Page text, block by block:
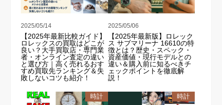
2025/05/14
【2025年最新比較ガイド】
ロレックスの買取はどこが
良い？大手買取店・専門業
者・オンライン査定の違い
と選び方｜高く売れるおす
すめ買取先ランキング＆失
敗しないコツも紹介！
2025/05/06
【2025年最新版】ロレック
ス サブマリーナ 16610の特
徴とは？歴史・スペック・
資産価値・現行モデルとの
違い＆購入前に知るべきチ
ェックポイントを徹底解
説！
時計 時計